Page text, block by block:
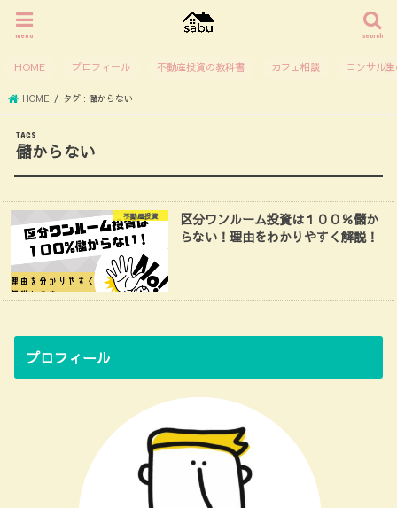
search
menu
HOME プロフィール 不動産投資の教科書 カフェ相談 コンサル
HOME タグ : 儲からない
儲からない
不動産投資
区分ワンルーム投資は１００％儲か
らない！理由をわかりやすく解説！
プロフィール